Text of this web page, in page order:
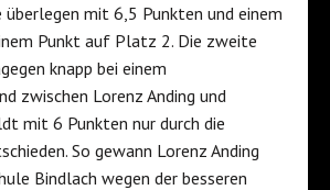
überlegen mit 6,5 Punkten und einem
Punkt auf Platz 2. Die zweite
knapp bei einem
zwischen Lorenz Anding und
mit 6 Punkten nur durch die
So gewann Lorenz Anding
Bindlach wegen der besseren